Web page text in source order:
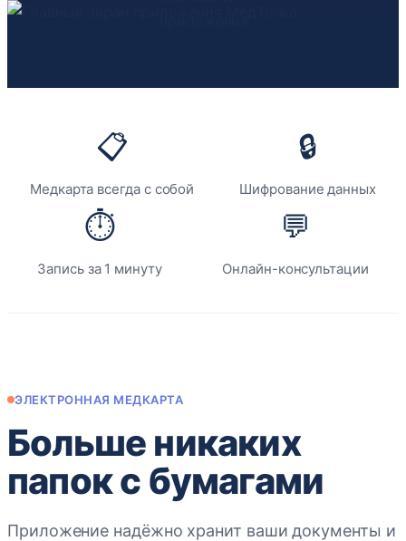
📋
Медкарта всегда с собой
🔒
Шифрование данных
⏱️
Запись за 1 минуту
💬
Онлайн-консультации
ЭЛЕКТРОННАЯ МЕДКАРТА
Больше никаких
папок с бумагами
Приложение надёжно хранит ваши документы и